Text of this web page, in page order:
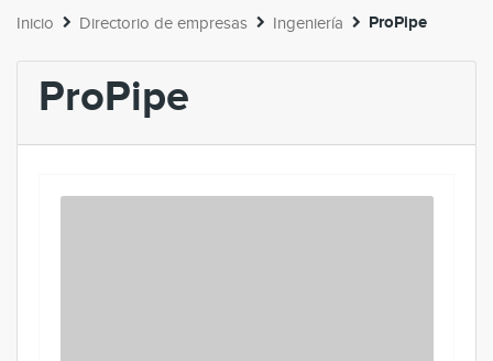
Inicio Directorio de empresas Ingeniería ProPipe
ProPipe